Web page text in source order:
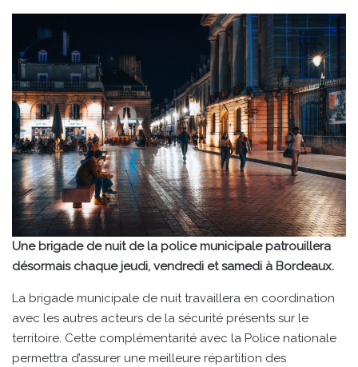
Une brigade de nuit de la police municipale patrouillera
désormais chaque jeudi, vendredi et samedi à Bordeaux.
La brigade municipale de nuit travaillera en coordination
avec les autres acteurs de la sécurité présents sur le
territoire. Cette complémentarité avec la Police nationale
permettra d’assurer une meilleure répartition des